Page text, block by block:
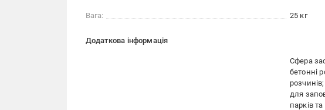
Вага: 25 кг
Додаткова інформація
Сфера
бетонні
для
парків